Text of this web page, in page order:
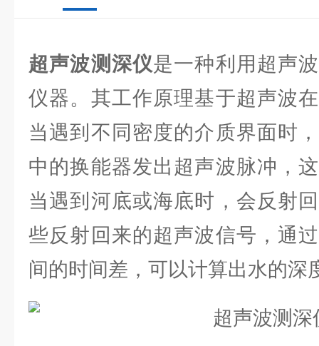
超声波测深仪是一种利用超声
仪器。其工作原理基于超声波
当遇到不同密度的介质界面时
中的换能器发出超声波脉冲，
当遇到河底或海底时，会反射
些反射回来的超声波信号，通
间的时间差，可以计算出水的深